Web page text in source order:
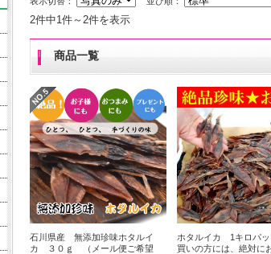
2件中1件～2件を表示
商品一覧
石川県産 無添加珍味ホタルイ
カ ３０ｇ （メール便ご希望
ホタルイカ 1キロパッ
買いの方には、絶対に